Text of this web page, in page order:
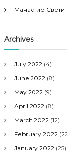
Манастир
Archives
July 2022 (4)
June 2022 (8)
May 2022 (9)
April 2022 (8)
March 2022 (12)
February 2022
January 2022 (25)